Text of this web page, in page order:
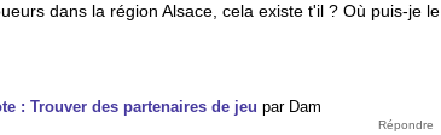
dans la région Alsace, cela existe t'il ? Où puis-je le
: Trouver des partenaires de jeu par Dam